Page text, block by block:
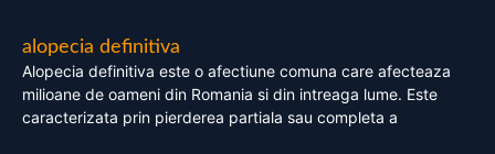
alopecia definitiva
Alopecia definitiva este o afectiune comuna care afecteaza
milioane de oameni din Romania si din intreaga lume. Este
caracterizata prin pierderea partiala sau completa a